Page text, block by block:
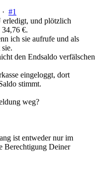
#1
erledigt, und plötzlich
€.
ich sie aufrufe und als
den Endsaldo verfälschen
eingeloggt, dort
stimmt.
weg?
ist entweder nur im
Berechtigung Deiner